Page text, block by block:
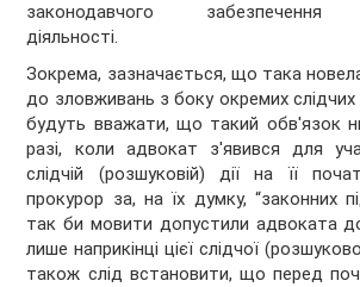
законодавчого забезпечення
діяльності.
Зокрема, зазначається, що така
до зловживань з боку окремих слідчих
будуть вважати, що такий обв'язок
разі, коли адвокат з'явився для
слідчій (розшуковій) дії на її
прокурор за, на їх думку, “законних
так би мовити допустили адвоката
лише наприкінці цієї слідчої
також слід встановити, що перед